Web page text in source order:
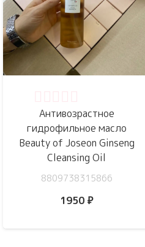
Антивозрастное
гидрофильное масло
Beauty of Joseon Ginseng
Cleansing Oil
8809738315866
1950 ₽